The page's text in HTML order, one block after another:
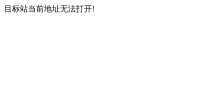
目标站当前地址无法打开!